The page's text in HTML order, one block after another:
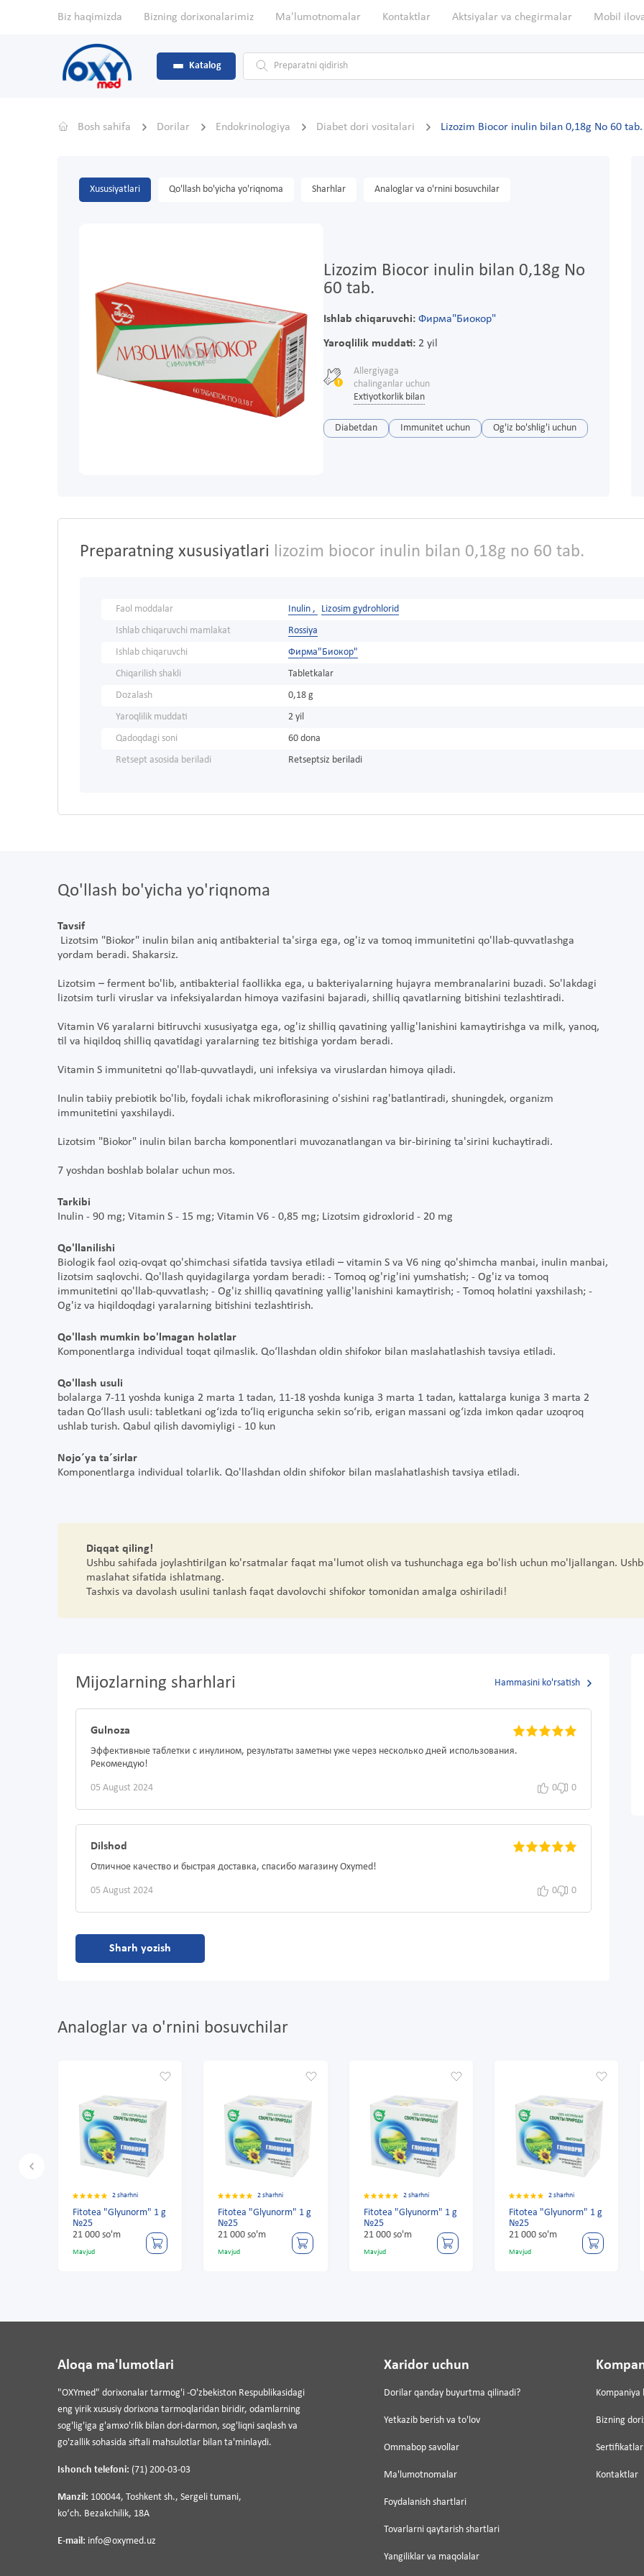
Biz haqimizda Bizning dorixonalarimiz Ma'lumotnomalar Kontaktlar Aktsiyalar va chegirmalar Mobil
Katalog
Bosh sahifa Dorilar Endokrinologiya Diabet dori vositalari Lizozim Biocor inulin bilan 0,18g No 60 tab.
Xususiyatlari Qo'llash bo'yicha yo'riqnoma Sharhlar Analoglar va o'rnini bosuvchilar
Lizozim Biocor inulin bilan 0,18g No
60 tab.
Ishlab chiqaruvchi: Фирма"Биокор"
Yaroqlilik muddati:2 yil
Allergiyaga
chalinganlar uchun
Extiyotkorlik bilan
Diabetdan Immunitet uchun Og'iz bo'shlig'i uchun
Preparatning xususiyatlari lizozim biocor inulin bilan 0,18g no 60 tab.
Faol moddalar Inulin ,
Lizosim gydrohlorid
Ishlab chiqaruvchi mamlakat
Rossiya
Ishlab chiqaruvchi
Фирма"Биокор"
Chiqarilish shakli
Tabletkalar
Dozalash
0,18 g
Yaroqlilik muddati
2 yil
Qadoqdagi soni
60 dona
Retsept asosida beriladi
Retseptsiz beriladi
Qo'llash bo'yicha yo'riqnoma
Tavsif
Lizotsim "Biokor" inulin bilan aniq antibakterial ta'sirga ega, og'iz va tomoq immunitetini qo'llab-quvvatlashga
yordam beradi. Shakarsiz.
Lizotsim – ferment bo'lib, antibakterial faollikka ega, u bakteriyalarning hujayra membranalarini buzadi. So'lakdagi
lizotsim turli viruslar va infeksiyalardan himoya vazifasini bajaradi, shilliq qavatlarning bitishini tezlashtiradi.
Vitamin V6 yaralarni bitiruvchi xususiyatga ega, og'iz shilliq qavatining yallig'lanishini kamaytirishga va milk, yanoq,
til va hiqildoq shilliq qavatidagi yaralarning tez bitishiga yordam beradi.
Vitamin S immunitetni qo'llab-quvvatlaydi, uni infeksiya va viruslardan himoya qiladi.
Inulin tabiiy prebiotik bo'lib, foydali ichak mikroflorasining o'sishini rag'batlantiradi, shuningdek, organizm
immunitetini yaxshilaydi.
Lizotsim "Biokor" inulin bilan barcha komponentlari muvozanatlangan va bir-birining ta'sirini kuchaytiradi.
7 yoshdan boshlab bolalar uchun mos.
Tarkibi
Inulin - 90 mg; Vitamin S - 15 mg; Vitamin V6 - 0,85 mg; Lizotsim gidroxlorid - 20 mg
Qo'llanilishi
Biologik faol oziq-ovqat qo'shimchasi sifatida tavsiya etiladi – vitamin S va V6 ning qo'shimcha manbai, inulin manbai,
lizotsim saqlovchi. Qo'llash quyidagilarga yordam beradi: - Tomoq og'rig'ini yumshatish; - Og'iz va tomoq
immunitetini qo'llab-quvvatlash; - Og'iz shilliq qavatining yallig'lanishini kamaytirish; - Tomoq holatini yaxshilash; -
Og'iz va hiqildoqdagi yaralarning bitishini tezlashtirish.
Qo'llash mumkin bo'lmagan holatlar
Komponentlarga individual toqat qilmaslik. Qo‘llashdan oldin shifokor bilan maslahatlashish tavsiya etiladi.
Qo'llash usuli
bolalarga 7-11 yoshda kuniga 2 marta 1 tadan, 11-18 yoshda kuniga 3 marta 1 tadan, kattalarga kuniga 3 marta 2
tadan Qo‘llash usuli: tabletkani og‘izda to‘liq eriguncha sekin so‘rib, erigan massani og‘izda imkon qadar uzoqroq
ushlab turish. Qabul qilish davomiyligi - 10 kun
Nojo´ya ta´sirlar
Komponentlarga individual tolarlik. Qo'llashdan oldin shifokor bilan maslahatlashish tavsiya etiladi.
Diqqat qiling!
Ushbu sahifada joylashtirilgan ko'rsatmalar faqat ma'lumot olish va tushunchaga ega bo'lish uchun mo'ljallangan.
maslahat sifatida ishlatmang.
Tashxis va davolash usulini tanlash faqat davolovchi shifokor tomonidan amalga oshiriladi!
Mijozlarning sharhlari Hammasini ko'rsatish
Gulnoza
Эффективные таблетки с инулином, результаты заметны уже через несколько дней использования.
Рекомендую!
05 August 2024 0 0
Dilshod
Отличное качество и быстрая доставка, спасибо магазину Oxymed!
05 August 2024 0 0
Sharh yozish
Analoglar va o'rnini bosuvchilar
2 sharhni
Fitotea "Glyunorm" 1 g
№25
21 000 so'm
Mavjud
2 sharhni
Fitotea "Glyunorm" 1 g
№25
21 000 so'm
Mavjud
2 sharhni
Fitotea "Glyunorm" 1 g
№25
21 000 so'm
Mavjud
2 sharhni
Fitotea "Glyunorm" 1 g
№25
21 000 so'm
Mavjud
Aloqa ma'lumotlari
"OXYmed" dorixonalar tarmog'i -O'zbekiston Respublikasidagi
eng yirik xususiy dorixona tarmoqlaridan biridir, odamlarning
sog'lig'iga g'amxo'rlik bilan dori-darmon, sog'liqni saqlash va
go'zallik sohasida siftali mahsulotlar bilan ta'minlaydi.
Ishonch telefoni: (71) 200-03-03
Manzil: 100044, Toshkent sh., Sergeli tumani,
koʻch. Bezakchilik, 18A
E-mail: info@oxymed.uz
Xaridor uchun
Dorilar qanday buyurtma qilinadi?
Yetkazib berish va to'lov
Ommabop savollar
Ma'lumotnomalar
Foydalanish shartlari
Tovarlarni qaytarish shartlari
Yangiliklar va maqolalar
Kompaniya
Bizning
Sertifikatlar
Kontaktlar